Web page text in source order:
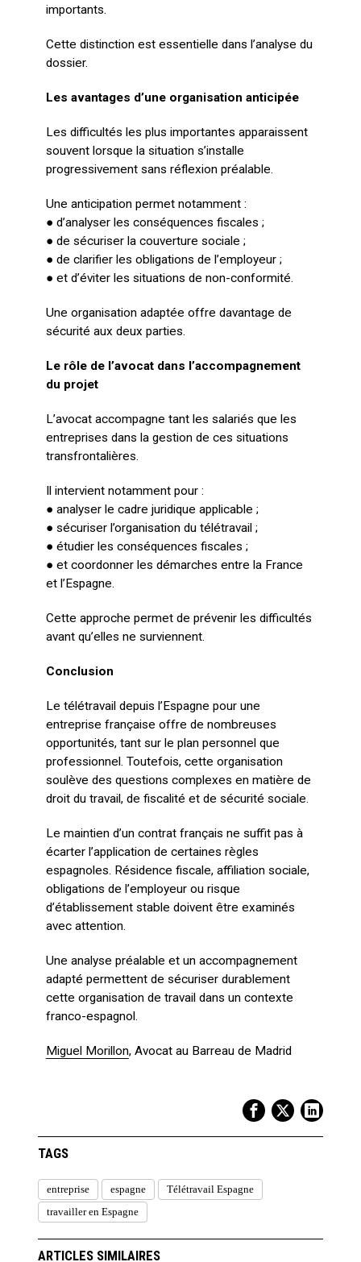
importants.
Cette distinction est essentielle dans l’analyse du
dossier.
Les avantages d’une organisation anticipée
Les difficultés les plus importantes apparaissent
souvent lorsque la situation s’installe
progressivement sans réflexion préalable.
Une anticipation permet notamment :
● d’analyser les conséquences fiscales ;
● de sécuriser la couverture sociale ;
● de clarifier les obligations de l’employeur ;
● et d’éviter les situations de non-conformité.
Une organisation adaptée offre davantage de
sécurité aux deux parties.
Le rôle de l’avocat dans l’accompagnement
du projet
L’avocat accompagne tant les salariés que les
entreprises dans la gestion de ces situations
transfrontalières.
Il intervient notamment pour :
● analyser le cadre juridique applicable ;
● sécuriser l’organisation du télétravail ;
● étudier les conséquences fiscales ;
● et coordonner les démarches entre la France
et l’Espagne.
Cette approche permet de prévenir les difficultés
avant qu’elles ne surviennent.
Conclusion
Le télétravail depuis l’Espagne pour une
entreprise française offre de nombreuses
opportunités, tant sur le plan personnel que
professionnel. Toutefois, cette organisation
soulève des questions complexes en matière de
droit du travail, de fiscalité et de sécurité sociale.
Le maintien d’un contrat français ne suffit pas à
écarter l’application de certaines règles
espagnoles. Résidence fiscale, affiliation sociale,
obligations de l’employeur ou risque
d’établissement stable doivent être examinés
avec attention.
Une analyse préalable et un accompagnement
adapté permettent de sécuriser durablement
cette organisation de travail dans un contexte
franco-espagnol.
Miguel Morillon, Avocat au Barreau de Madrid
TAGS
entreprise espagne
Télétravail Espagne
travailler en Espagne
ARTICLES SIMILAIRES